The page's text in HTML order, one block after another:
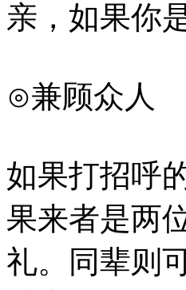
亲，如果你
⊙兼顾众人
如果打招呼
果来者是两
礼。同辈则